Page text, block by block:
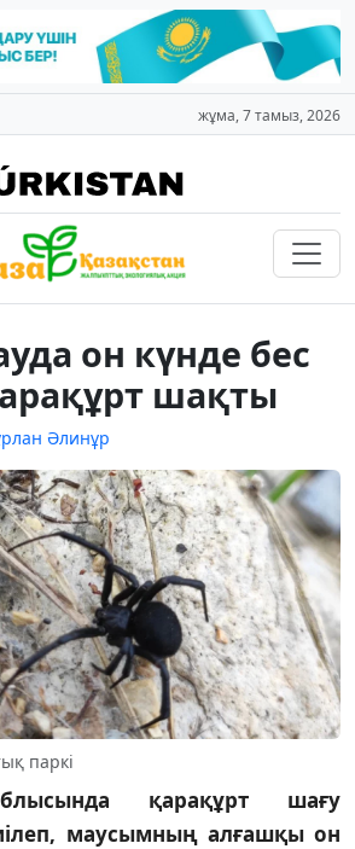
жұма, 7 тамыз, 2026
он күнде бес
шақты
Әлинұр
паркі
қарақұрт шағу
маусымның алғашқы он